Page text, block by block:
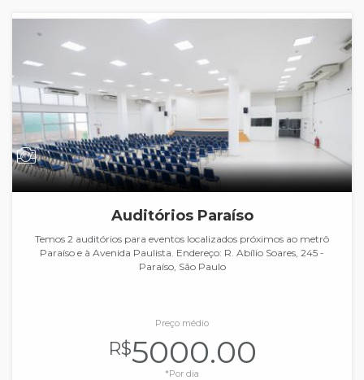
Auditórios Paraíso
Temos 2 auditórios para eventos localizados próximos ao metrô
Paraíso e à Avenida Paulista. Endereço: R. Abílio Soares, 245 -
Paraíso, São Paulo
Preço médio
R$5000.00
*Por dia